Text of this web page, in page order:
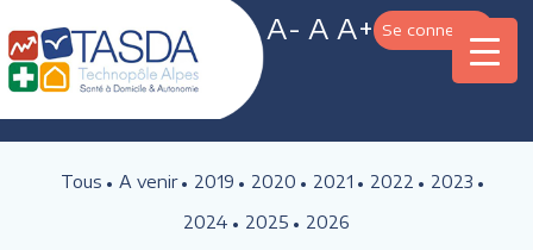
A- A A+ Se connecter
Tous A venir 2019 2020 2021 2022
2023
2024
2025 2026